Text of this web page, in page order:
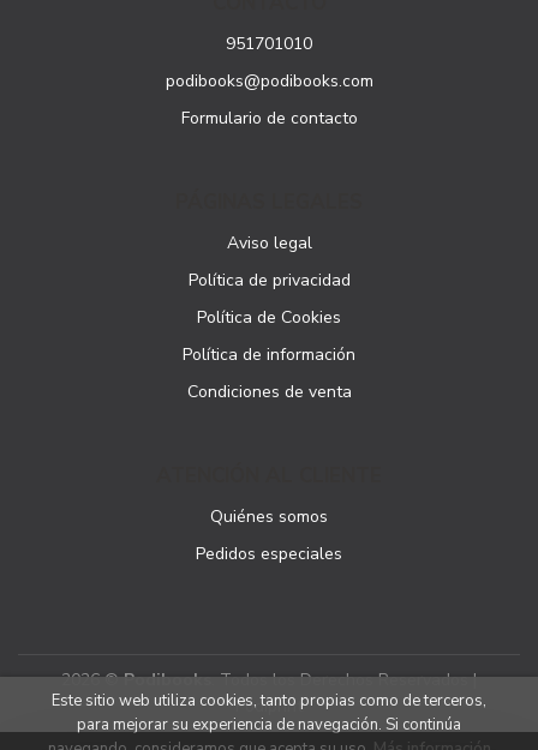
951701010
podibooks@podibooks.com
Formulario de contacto
Aviso legal
Política de privacidad
Política de Cookies
Política de información
Condiciones de venta
Quiénes somos
Pedidos especiales
2026 ©Podibooks. Todos los Derechos Reservados |
Podiprint
Este sitio web utiliza cookies, tanto propias como de terceros,
para mejorar su experiencia de navegación. Si continúa